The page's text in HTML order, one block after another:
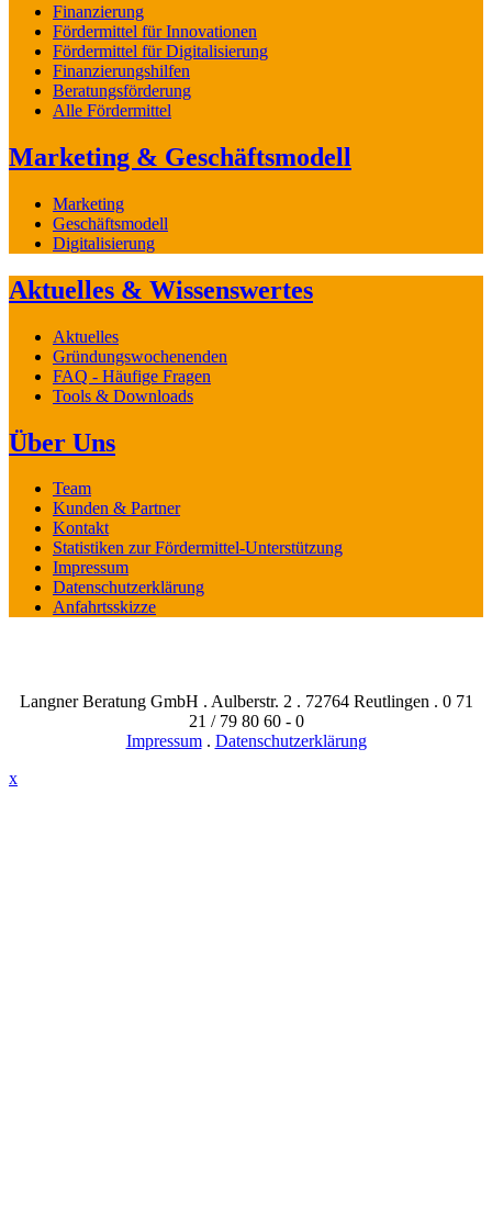
Finanzierung
Fördermittel für Innovationen
Fördermittel für Digitalisierung
Finanzierungshilfen
Beratungsförderung
Alle Fördermittel
Marketing & Geschäftsmodell
Marketing
Geschäftsmodell
Digitalisierung
Aktuelles & Wissenswertes
Aktuelles
Gründungswochenenden
FAQ - Häufige Fragen
Tools & Downloads
Über Uns
Team
Kunden & Partner
Kontakt
Statistiken zur Fördermittel-Unterstützung
Impressum
Datenschutzerklärung
Anfahrtsskizze
Langner Beratung GmbH . Aulberstr. 2 . 72764 Reutlingen . 0 71
21 / 79 80 60 - 0
Impressum. Datenschutzerklärung
x